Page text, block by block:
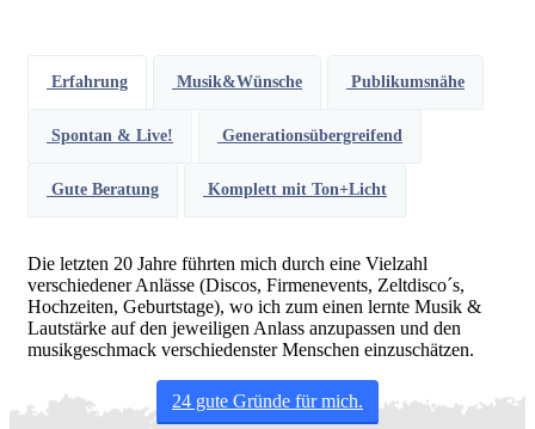
Erfahrung Musik&Wünsche Publikumsnähe
Spontan & Live! Generationsübergreifend
Gute Beratung Komplett mit Ton+Licht
Die letzten 20 Jahre führten mich durch eine Vielzahl
verschiedener Anlässe (Discos, Firmenevents, Zeltdisco´s,
Hochzeiten, Geburtstage), wo ich zum einen lernte Musik &
Lautstärke auf den jeweiligen Anlass anzupassen und den
musikgeschmack verschiedenster Menschen einzuschätzen.
24 gute Gründe für mich.